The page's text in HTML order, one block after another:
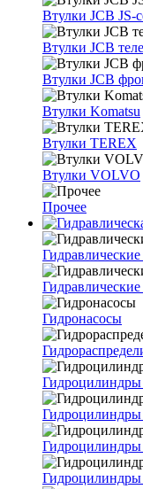
Втулки JCB JS-
Втулки JCB
Втулки JCB
Втулки Komatsu
Втулки TEREX
Втулки VOLVO
Прочее
Гидравлические
Гидронасосы
Гидроцилиндры